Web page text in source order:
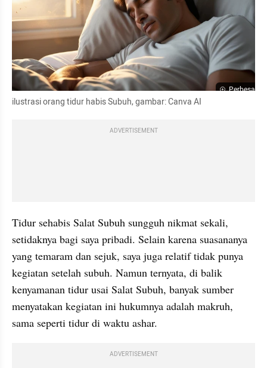
Perbesar
ilustrasi orang tidur habis Subuh, gambar: Canva AI
ADVERTISEMENT
Tidur sehabis Salat Subuh sungguh nikmat sekali,
setidaknya bagi saya pribadi. Selain karena suasananya
yang temaram dan sejuk, saya juga relatif tidak punya
kegiatan setelah subuh. Namun ternyata, di balik
kenyamanan tidur usai Salat Subuh, banyak sumber
menyatakan kegiatan ini hukumnya adalah makruh,
sama seperti tidur di waktu ashar.
ADVERTISEMENT